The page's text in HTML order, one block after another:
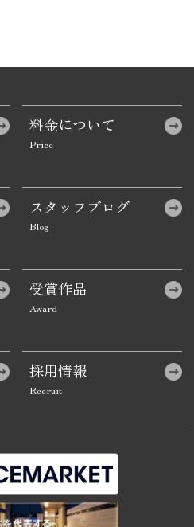
料金について
スタッフブログ
受賞作品
採用情報